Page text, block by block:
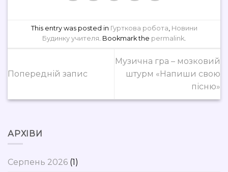
This entry was posted in Гурткова робота, Новини
Будинку учителя. Bookmark the permalink.
Попередній запис
Музична гра – мозковий
штурм «Напиши свою
пісню»
АРХІВИ
Серпень 2026 (1)